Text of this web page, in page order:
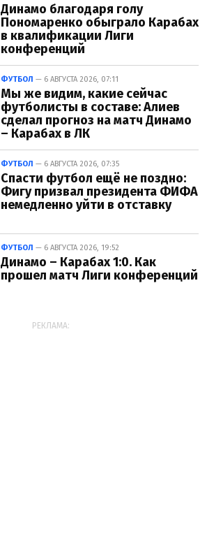
Динамо благодаря голу
Пономаренко обыграло Карабах
в квалификации Лиги
конференций
ФУТБОЛ — 6 АВГУСТА 2026, 07:11
Мы же видим, какие сейчас
футболисты в составе: Алиев
сделал прогноз на матч Динамо
– Карабах в ЛК
ФУТБОЛ — 6 АВГУСТА 2026, 07:35
Спасти футбол ещё не поздно:
Фигу призвал президента ФИФА
немедленно уйти в отставку
ФУТБОЛ — 6 АВГУСТА 2026, 19:52
Динамо – Карабах 1:0. Как
прошел матч Лиги конференций
РЕКЛАМА: